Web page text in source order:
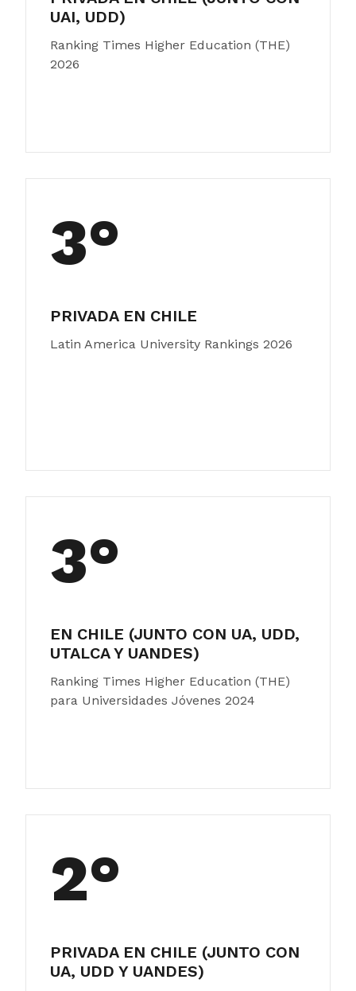
UAI, UDD)
Ranking Times Higher Education (THE)
2026
3°
PRIVADA EN CHILE
Latin America University Rankings 2026
3°
EN CHILE (JUNTO CON UA, UDD,
UTALCA Y UANDES)
Ranking Times Higher Education (THE)
para Universidades Jóvenes 2024
2°
PRIVADA EN CHILE (JUNTO CON
UA, UDD Y UANDES)